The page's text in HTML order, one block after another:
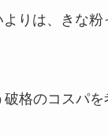
りは、きな粉
格のコスパ